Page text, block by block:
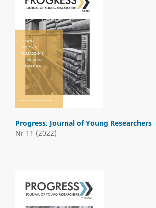
Progress. Journal of Young Researchers
Nr 11 (2022)